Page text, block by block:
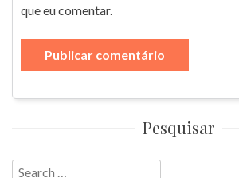
que eu comentar.
Pesquisar
Search